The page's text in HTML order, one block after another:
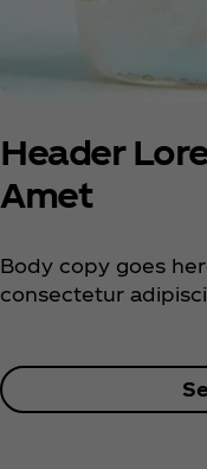
Header
Amet
Body copy goes
consectetur